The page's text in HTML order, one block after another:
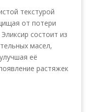
текстурой
от потери
состоит из
масел,
её
растяжек